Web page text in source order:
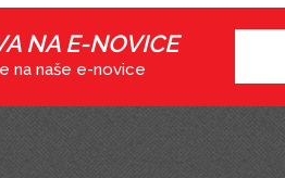
NA E-NOVICE
na naše e-novice